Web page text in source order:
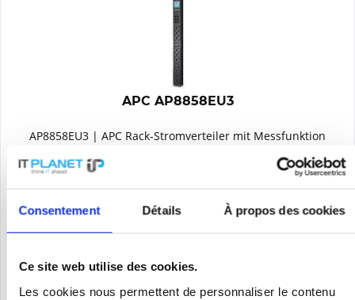
Consentement Détails À propos des cookies
Ce site web utilise des cookies.
Les cookies nous permettent de personnaliser le contenu
APC AP8858EU3
AP8858EU3 | APC Rack-Stromverteiler mit Messfunktion
für eine Optimierung der Energienutzung und den Schutz von
Stromkreisen. Alarmschwellenwerte können vom Benutzer
individuell...
844,77 €
DÉTAILS